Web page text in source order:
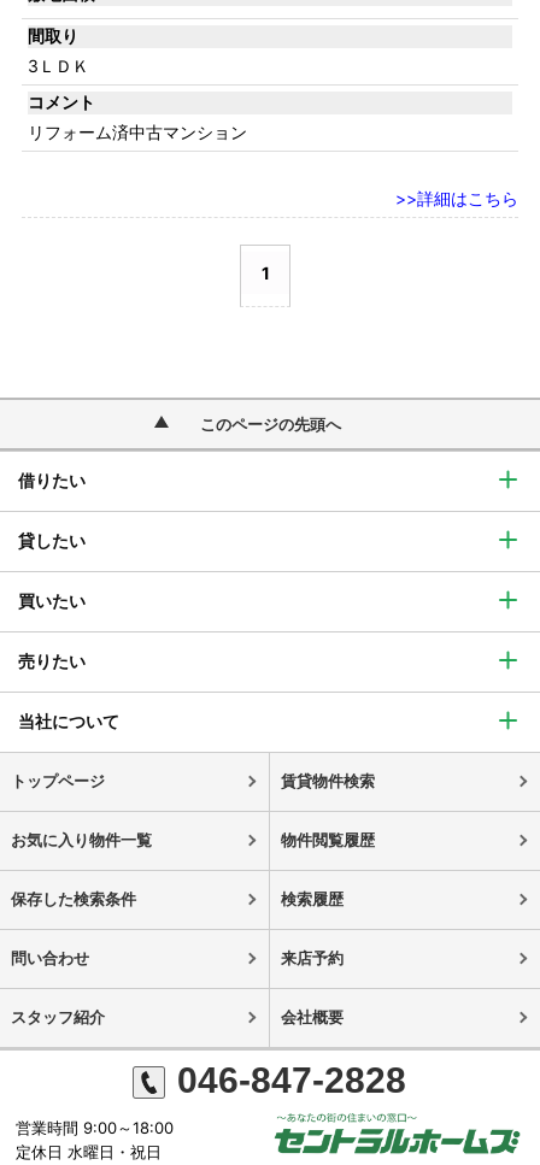
間取り
3ＬＤＫ
コメント
リフォーム済中古マンション
詳細はこちら
1
このページの先頭へ
借りたい
貸したい
買いたい
売りたい
当社について
トップページ 賃貸物件検索
お気に入り物件一覧 物件閲覧履歴
保存した検索条件 検索履歴
問い合わせ 来店予約
スタッフ紹介 会社概要
046-847-2828
営業時間 9:00～18:00
定休日 水曜日・祝日